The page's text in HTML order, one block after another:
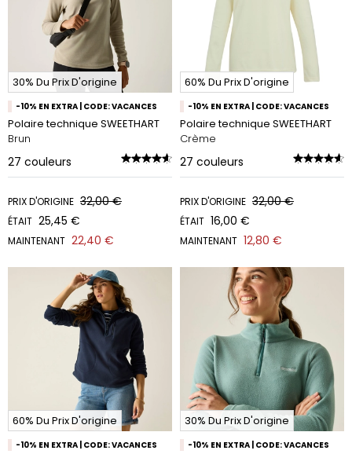
30% Du Prix D'origine
-10% EN EXTRA | CODE: VACANCES
Polaire technique SWEETHART
Brun
27 couleurs
PRIX D'ORIGINE 32,00 €
ÉTAIT 25,45 €
MAINTENANT 22,40 €
60% Du Prix D'origine
-10% EN EXTRA | CODE: VACANCES
Polaire technique SWEETHART
Crème
27 couleurs
PRIX D'ORIGINE 32,00 €
ÉTAIT 16,00 €
MAINTENANT 12,80 €
60% Du Prix D'origine
-10% EN EXTRA | CODE: VACANCES
30% Du Prix D'origine
-10% EN EXTRA | CODE: VACANCES